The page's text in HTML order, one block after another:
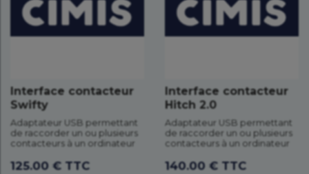
Interface contacteur
Swifty
Adaptateur USB permettant
de raccorder un ou plusieurs
contacteurs à un ordinateur
125.00 € TTC
Interface contacteur
Hitch 2.0
Adaptateur USB permettant
de raccorder un ou plusieurs
contacteurs à un ordinateur
140.00 € TTC